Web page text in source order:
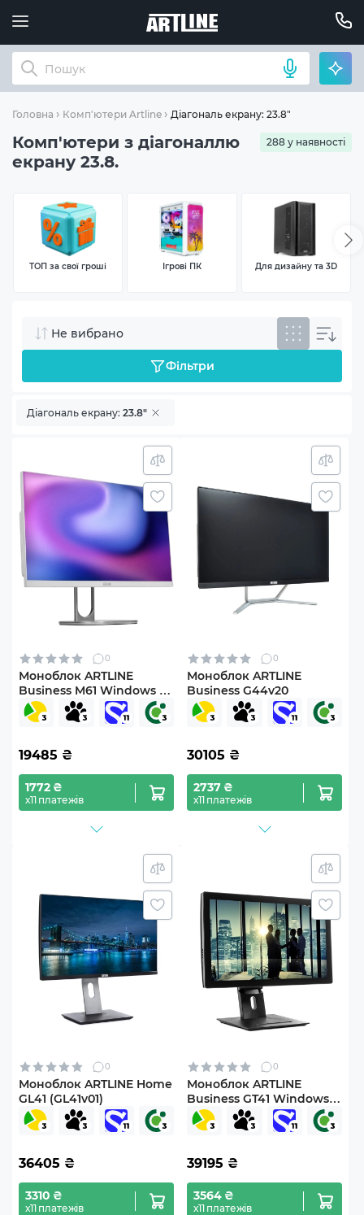
Головна Комп'ютери Artline Діагональ екрану: 23.8"
Комп'ютери з діагоналлю
екрану 23.8.
288 у наявності
ТОП за свої гроші Ігрові ПК Для дизайну та 3D
Не вибрано
Фільтри
Діагональ екрану: 23.8"
0
Моноблок ARTLINE
Business M61 Windows 11
Pro (M61v42Win)
19485 ₴
1772 ₴
х11 платежів
0
Моноблок ARTLINE
Business G44v20
30105 ₴
2737 ₴
х11 платежів
0
Моноблок ARTLINE Home
GL41 (GL41v01)
36405 ₴
3310 ₴
х11 платежів
0
Моноблок ARTLINE
Business GT41 Windows 11
Pro (GT41v01Win)
39195 ₴
3564 ₴
х11 платежів